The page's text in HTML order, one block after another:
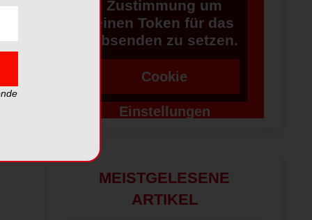
Zustimmung um
einen Token für das
Absenden zu setzen.
Cookie
Einstellungen
MEISTGELESENE
ARTIKEL